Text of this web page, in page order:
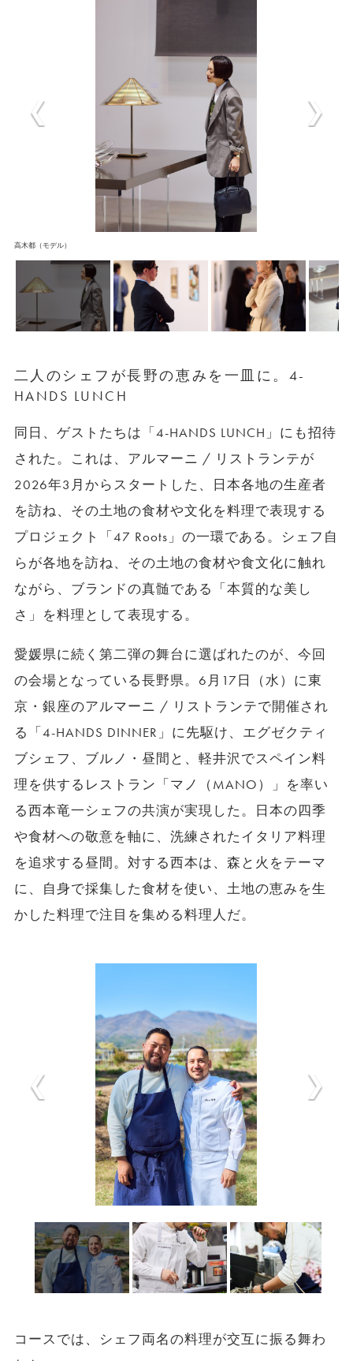
高木都（モデル）
二人のシェフが長野の恵みを一皿に。4-
HANDS LUNCH
同日、ゲストたちは「4-HANDS LUNCH」にも招待
された。これは、アルマーニ / リストランテが
2026年3月からスタートした、日本各地の生産者
を訪ね、その土地の食材や文化を料理で表現する
プロジェクト「47 Roots」の一環である。シェフ自
らが各地を訪ね、その土地の食材や食文化に触れ
ながら、ブランドの真髄である「本質的な美し
さ」を料理として表現する。
愛媛県に続く第二弾の舞台に選ばれたのが、今回
の会場となっている長野県。6月17日（水）に東
京・銀座のアルマーニ / リストランテで開催され
る「4-HANDS DINNER」に先駆け、エグゼクティ
ブシェフ、ブルノ・昼間と、軽井沢でスペイン料
理を供するレストラン「マノ（MANO）」を率い
る西本竜一シェフの共演が実現した。日本の四季
や食材への敬意を軸に、洗練されたイタリア料理
を追求する昼間。対する西本は、森と火をテーマ
に、自身で採集した食材を使い、土地の恵みを生
かした料理で注目を集める料理人だ。
コースでは、シェフ両名の料理が交互に振る舞わ